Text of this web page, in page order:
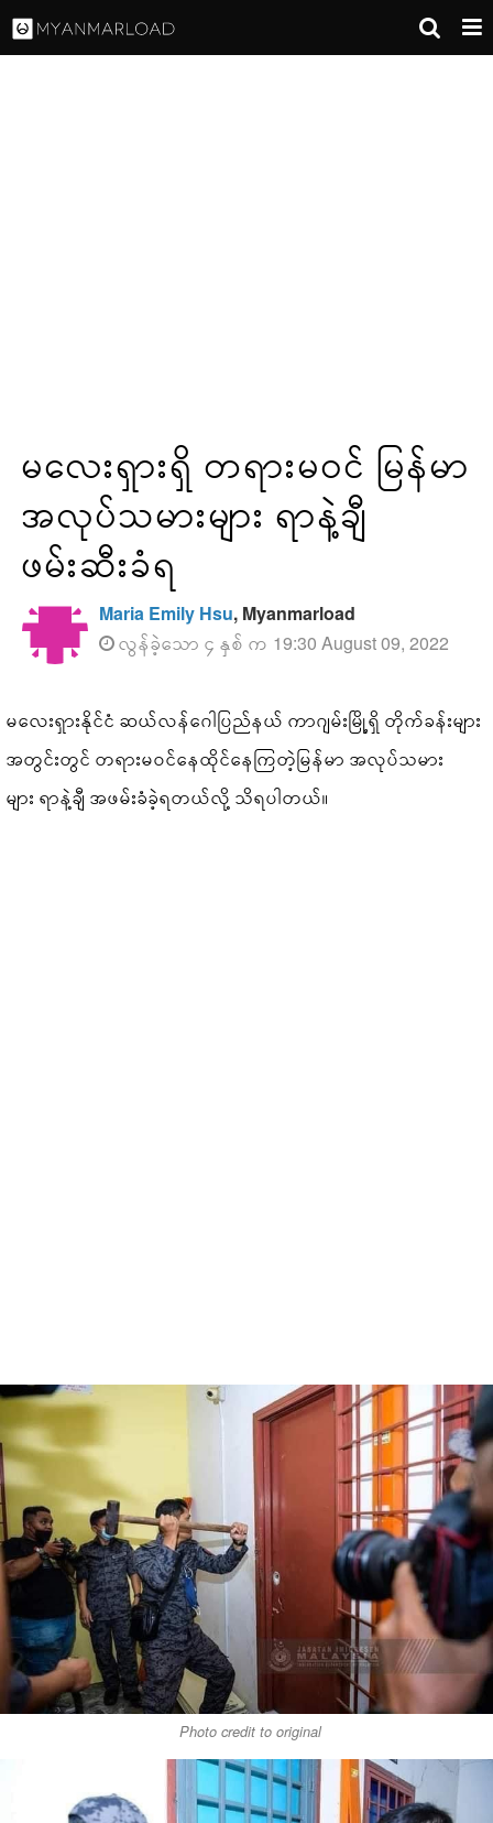
မလေးရှားရှိ တရားမဝင် မြန်မာ
အလုပ်သမားများ ရာနဲ့ချီ
ဖမ်းဆီးခံရ
Maria Emily Hsu, Myanmarload
လွန်ခဲ့သော ၄ နှစ် က 19:30 August 09, 2022
မလေးရှားနိုင်ငံ ဆယ်လန်ဂေါပြည်နယ် ကာဂျမ်းမြို့ရှိ တိုက်ခန်းများ
အတွင်းတွင် တရားမဝင်နေထိုင်နေကြတဲ့မြန်မာ အလုပ်သမား
များ ရာနဲ့ချီ အဖမ်းခံခဲ့ရတယ်လို့ သိရပါတယ်။
Photo credit to original